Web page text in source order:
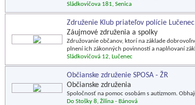
Sládkovičova 181, Senica
Združenie Klub priateľov polície Lučenec
Záujmové združenia a spolky
Združovanie občanov, ktorí na základe
plnení ich zákonných povinností a naplňovaní
Sládkovičová 12, Lučenec
Občianske združenie SPOSA - ŽR
Občianske združenia
Spoločnosť na pomoc osobám s autizmom.
Do Stošky 8, Žilina - Bánová